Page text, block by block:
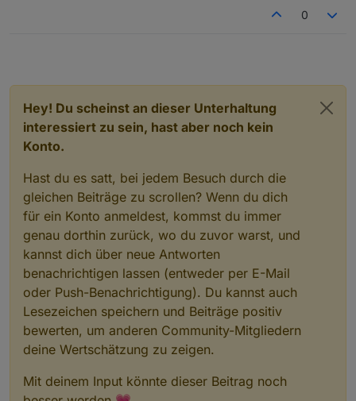
0
Hey! Du scheinst an dieser Unterhaltung
interessiert zu sein, hast aber noch kein
Konto.
Hast du es satt, bei jedem Besuch durch die
gleichen Beiträge zu scrollen? Wenn du dich
für ein Konto anmeldest, kommst du immer
genau dorthin zurück, wo du zuvor warst, und
kannst dich über neue Antworten
benachrichtigen lassen (entweder per E-Mail
oder Push-Benachrichtigung). Du kannst auch
Lesezeichen speichern und Beiträge positiv
bewerten, um anderen Community-Mitgliedern
deine Wertschätzung zu zeigen.
Mit deinem Input könnte dieser Beitrag noch